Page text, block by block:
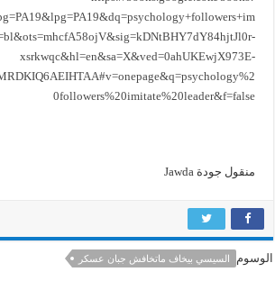
xsrkwqc&hl=en&sa=X&ved=0ahUKEwjX973E-
0followers%20imitate%20leader&f=false
منقول جودة Jawda
الوسوم السيسي بيخاف ماتخافش جبان عسكر